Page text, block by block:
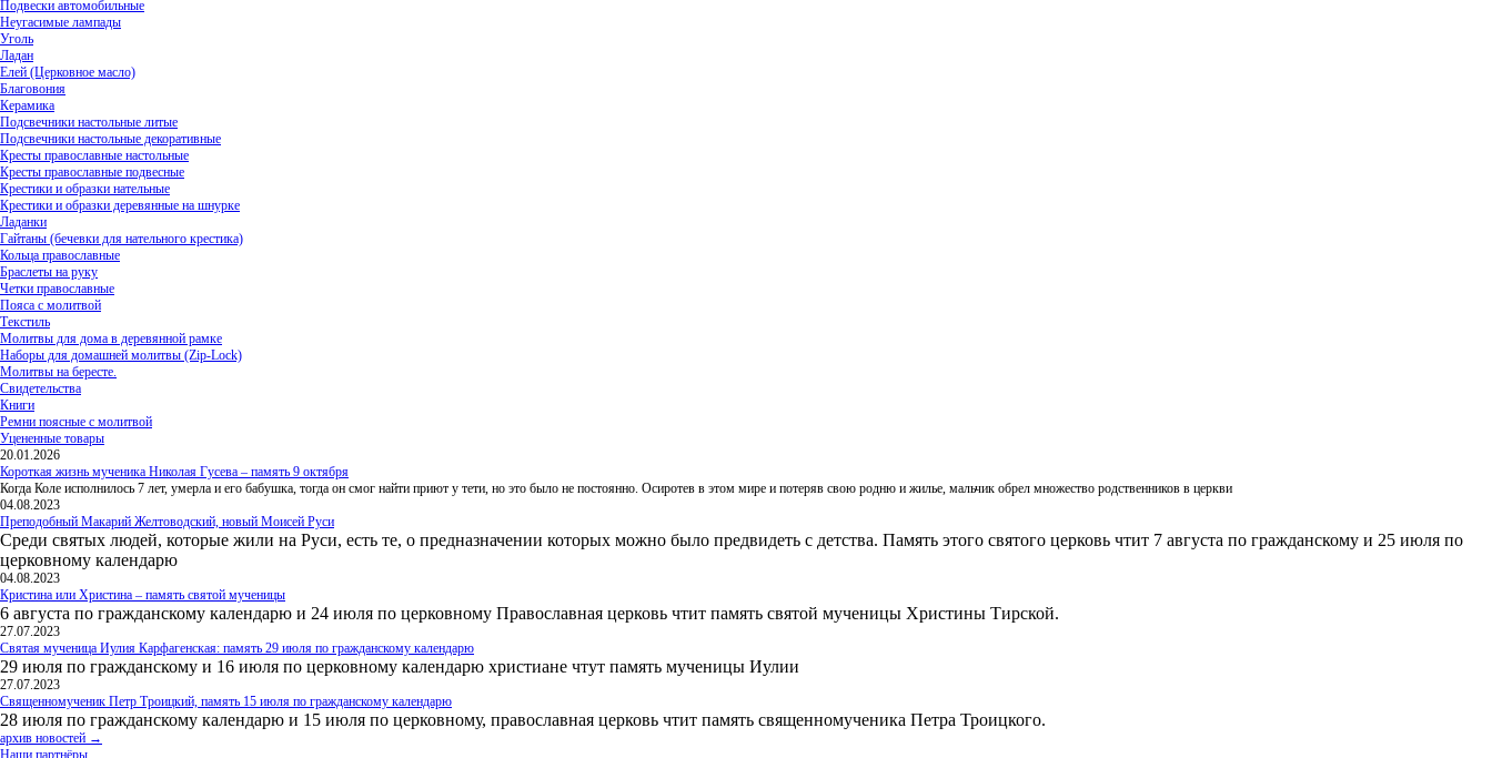
Подвески автомобильные
Неугасимые лампады
Уголь
Ладан
Елей (Церковное масло)
Благовония
Керамика
Подсвечники настольные литые
Подсвечники настольные декоративные
Кресты православные настольные
Кресты православные подвесные
Крестики и образки нательные
Крестики и образки деревянные на шнурке
Ладанки
Гайтаны (бечевки для нательного крестика)
Кольца православные
Браслеты на руку
Четки православные
Пояса с молитвой
Текстиль
Молитвы для дома в деревянной рамке
Наборы для домашней молитвы (Zip-Lock)
Молитвы на бересте.
Свидетельства
Книги
Ремни поясные с молитвой
Уцененные товары
20.01.2026
Короткая жизнь мученика Николая Гусева – память 9 октября
Когда Коле исполнилось 7 лет, умерла и его бабушка, тогда он смог найти приют у тети, но это было не постоянно. Осиротев в этом мире и потеряв свою родню и жилье, мальчик обрел множество родственников в церкви
04.08.2023
Преподобный Макарий Желтоводский, новый Моисей Руси
Среди святых людей, которые жили на Руси, есть те, о предназначении которых можно было предвидеть с детства. Память этого святого церковь чтит 7 августа по гражданскому и 25 июля по
церковному календарю
04.08.2023
Кристина или Христина – память святой мученицы
6 августа по гражданскому календарю и 24 июля по церковному Православная церковь чтит память святой мученицы Христины Тирской.
27.07.2023
Святая мученица Иулия Карфагенская: память 29 июля по гражданскому календарю
29 июля по гражданскому и 16 июля по церковному календарю христиане чтут память мученицы Иулии
27.07.2023
Священномученик Петр Троицкий, память 15 июля по гражданскому календарю
28 июля по гражданскому календарю и 15 июля по церковному, православная церковь чтит память священномученика Петра Троицкого.
архив новостей →
Наши партнёры